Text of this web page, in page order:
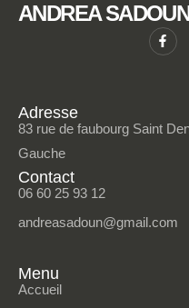
ANDREA
Adresse
83 rue de faubourg Saint
Gauche
Contact
06 60 25 93 12
andreasadoun@gmail.com
Menu
Accueil